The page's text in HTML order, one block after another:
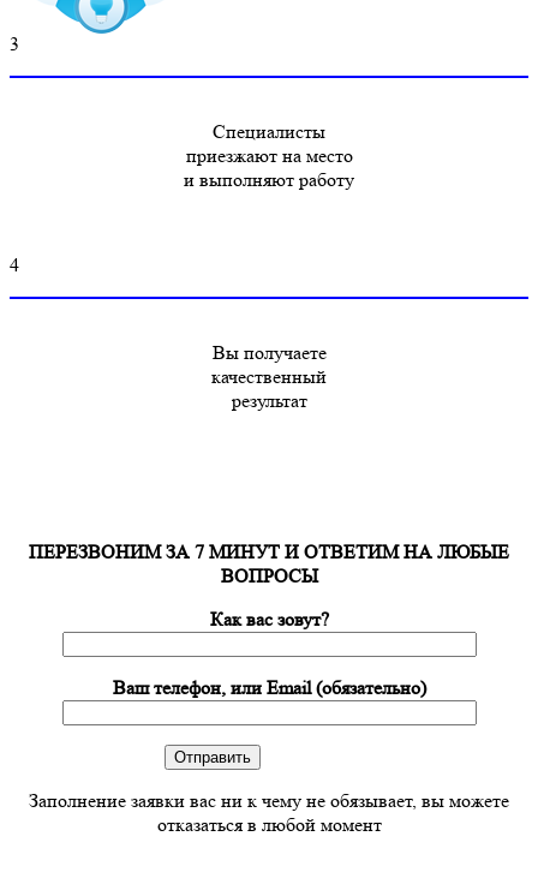
3
Специалисты
приезжают на место
и выполняют работу
4
Вы получаете
качественный
результат
ПЕРЕЗВОНИМ ЗА 7 МИНУТ И ОТВЕТИМ НА ЛЮБЫЕ
ВОПРОСЫ
Как вас зовут?
Ваш телефон, или Email (обязательно)
Заполнение заявки вас ни к чему не обязывает, вы можете
отказаться в любой момент